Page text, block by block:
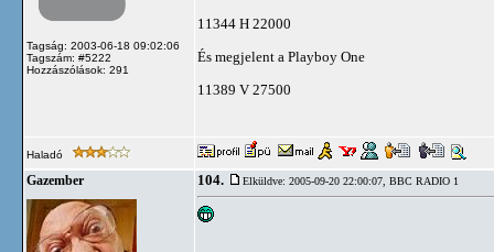
Tagság: 2003-06-18 09:02:06
Tagszám: #5222
Hozzászólások: 291
11344 H 22000
És megjelent a Playboy One
11389 V 27500
Haladó
Gazember 104. Elküldve: 2005-09-20 22:00:07, BBC RADIO 1